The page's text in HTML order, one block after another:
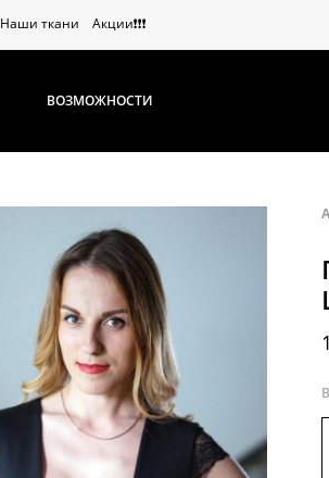
Наши ткани Акции❗️❗️❗️
ВОЗМОЖНОСТИ